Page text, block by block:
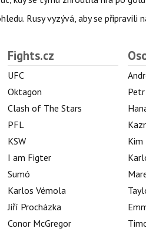
Rusy vyzývá, aby se připravili
Fights.cz
UFC
Oktagon
Clash of The Stars
PFL
KSW
I am Figter
Sumó
Karlos Vémola
Jiří Procházka
Conor McGregor
Kim